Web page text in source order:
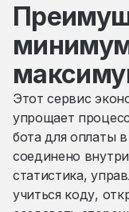
минимум
Этот сервис
упрощает
бота для оплаты
соединено
статистика,
учиться коду,